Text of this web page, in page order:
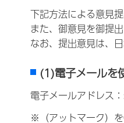
下記方法による意見
また、御意見を御提
なお、提出意見は、
(1)電子メールを
電子メールアドレス
※（アットマーク）を